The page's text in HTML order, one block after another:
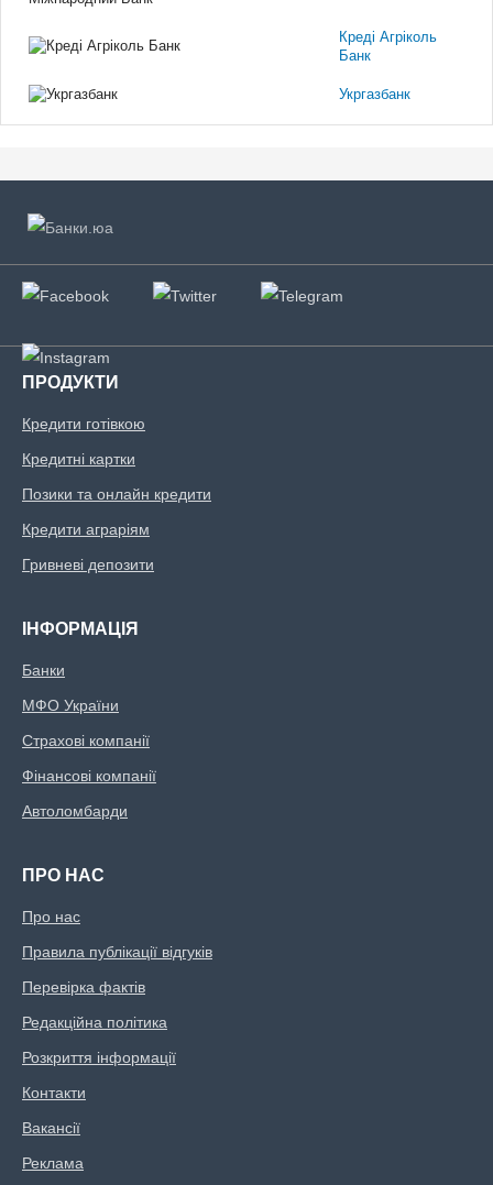
Креді Агріколь
Банк
Укргазбанк
ПРОДУКТИ
Кредити готівкою
Кредитні картки
Позики та онлайн кредити
Кредити аграріям
Гривневі депозити
ІНФОРМАЦІЯ
Банки
МФО України
Страхові компанії
Фінансові компанії
Автоломбарди
ПРО НАС
Про нас
Правила публікації відгуків
Перевірка фактів
Редакційна політика
Розкриття інформації
Контакти
Вакансії
Реклама